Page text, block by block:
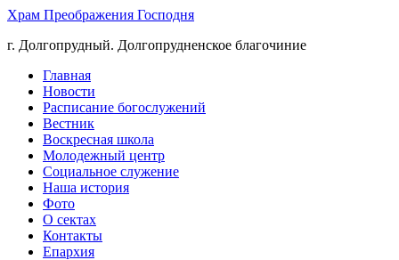
Храм Преображения Господня
г. Долгопрудный. Долгопрудненское благочиние
Главная
Новости
Расписание богослужений
Вестник
Воскресная школа
Молодежный центр
Социальное служение
Наша история
Фото
О сектах
Контакты
Епархия